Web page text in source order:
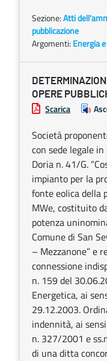
Sezione:Atti
pubblicazione
Argomenti: Energia
OPERE
Scarica
Società
con sede legale
Doria n. 41/G.
impianto per la
fonte eolica della
MWe, costituito
potenza
Comune di San
– Mezzanone” e
connessione
n. 159 del
Energetica, ai
29.12.2003.
indennità, ai
n. 327/2001 e
di una ditta